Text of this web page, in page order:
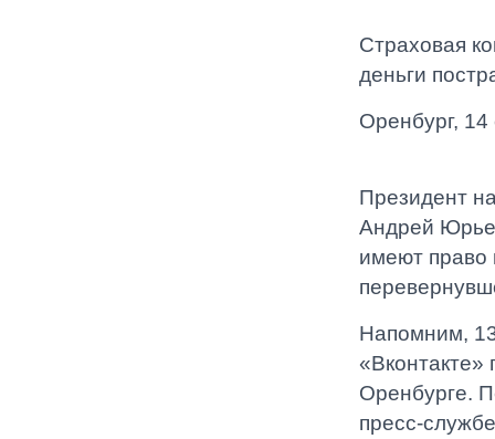
Страховая
деньги
Оренбург,
Президент
Андрей
имеют право
Напомним,
Оренбурге.
пресс-